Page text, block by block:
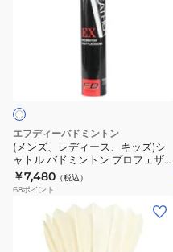
キ
ッ
ズ)
シ
ャ
エフディーバドミントン
(メンズ、レディース、キッズ)シ
ャトル バドミントン プロフェザ
ー EX-4 PF-6500-NO4
￥7,480 （税込）
68ポイント